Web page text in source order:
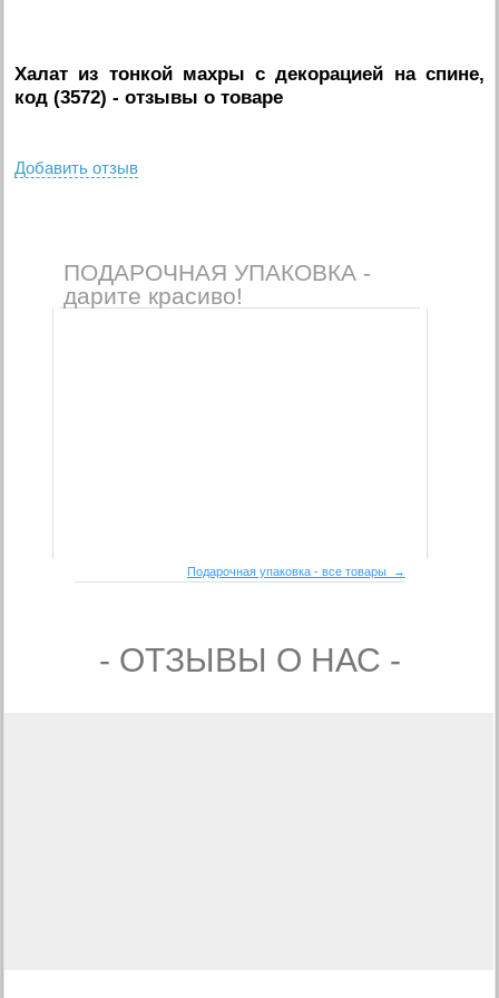
Халат из тонкой махры с декорацией на спине,
код (3572) - отзывы о товаре
Добавить отзыв
ПОДАРОЧНАЯ УПАКОВКА -
дарите красиво!
Подарочная упаковка - все товары →
- ОТЗЫВЫ О НАС -